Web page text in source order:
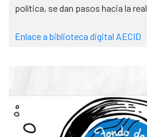
política, se dan pasos hacia la
Enlace a biblioteca digital AECID